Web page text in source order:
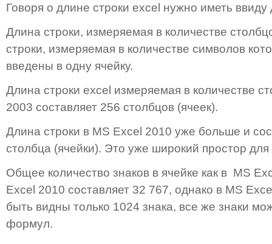
Говоря о длине строки excel нужно иметь
Длина строки, измеряемая в количестве
строки, измеряемая в количестве символов
введены в одну ячейку.
Длина строки excel измеряемая в количестве
2003 составляет 256 столбцов (ячеек).
Длина строки в MS Excel 2010 уже больше и
столбца (ячейки). Это уже широкий простор
Общее количество знаков в ячейке как в MS
Excel 2010 составляет 32 767, однако в MS
быть видны только 1024 знака, все же знаки
формул.